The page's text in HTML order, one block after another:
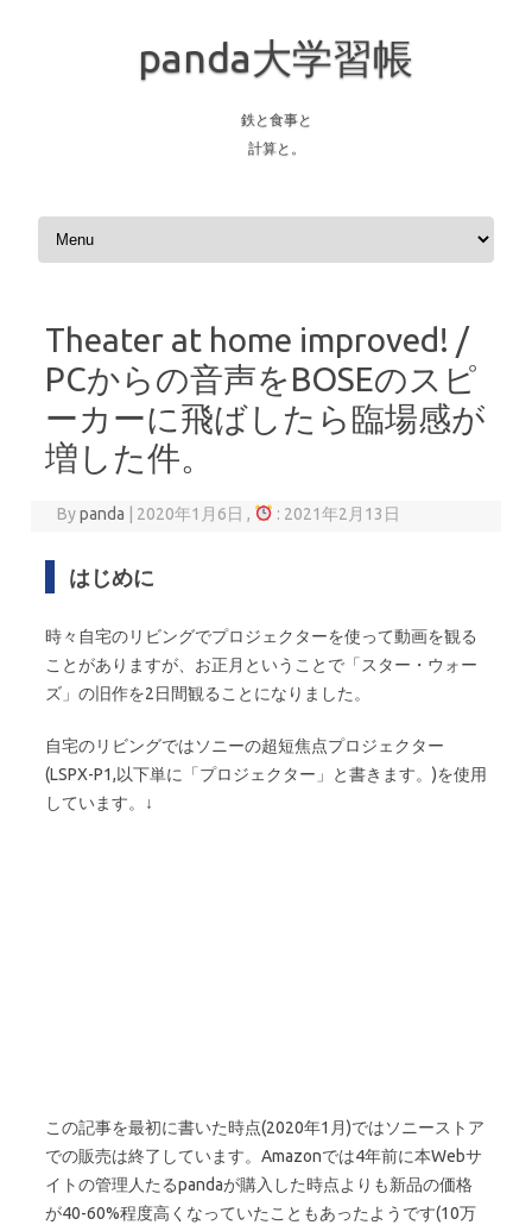
panda大学習帳
鉄と食事と
計算と。
Skip to content
Theater at home improved! /
PCからの音声をBOSEのスピ
ーカーに飛ばしたら臨場感が
増した件。
Bypanda 2020年1月6日 , : 2021年2月13日
はじめに
時々自宅のリビングでプロジェクターを使って動画を観る
ことがありますが、お正月ということで「スター・ウォー
ズ」の旧作を2日間観ることになりました。
自宅のリビングではソニーの超短焦点プロジェクター
(LSPX-P1,以下単に「プロジェクター」と書きます。)を使用
しています。↓
この記事を最初に書いた時点(2020年1月)ではソニーストア
での販売は終了しています。Amazonでは4年前に本Webサ
イトの管理人たるpandaが購入した時点よりも新品の価格
が40-60%程度高くなっていたこともあったようです(10万